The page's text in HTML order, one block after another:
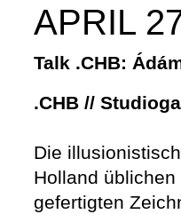
APRIL
Talk .CHB:
.CHB //
Die
Holland
gefertigten